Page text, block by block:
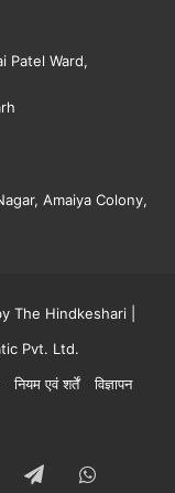
Patel Ward,
Amaiya Colony,
The Hindkeshari |
Pvt. Ltd.
नियम एवं शर्तें
विज्ञापन
Google Telegram